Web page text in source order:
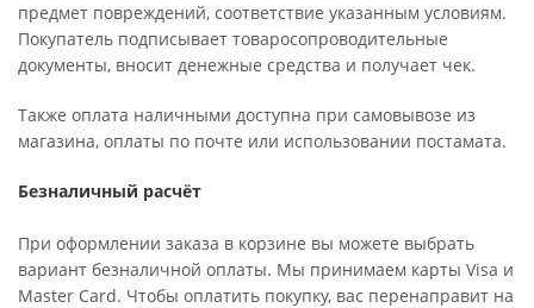
предмет повреждений, соответствие указанным условиям.
Покупатель подписывает товаросопроводительные
документы, вносит денежные средства и получает чек.
Также оплата наличными доступна при самовывозе из
магазина, оплаты по почте или использовании постамата.
Безналичный расчёт
При оформлении заказа в корзине вы можете выбрать
вариант безналичной оплаты. Мы принимаем карты Visa и
Master Card. Чтобы оплатить покупку, вас перенаправит на